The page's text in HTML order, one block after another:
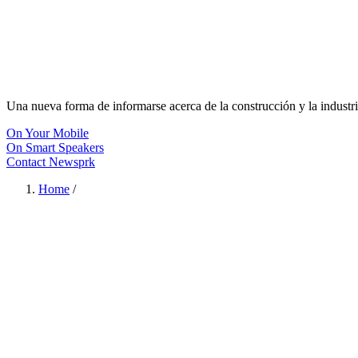
Una nueva forma de informarse acerca de la construcción y la
On Your Mobile
On Smart Speakers
Contact Newsprk
Home /